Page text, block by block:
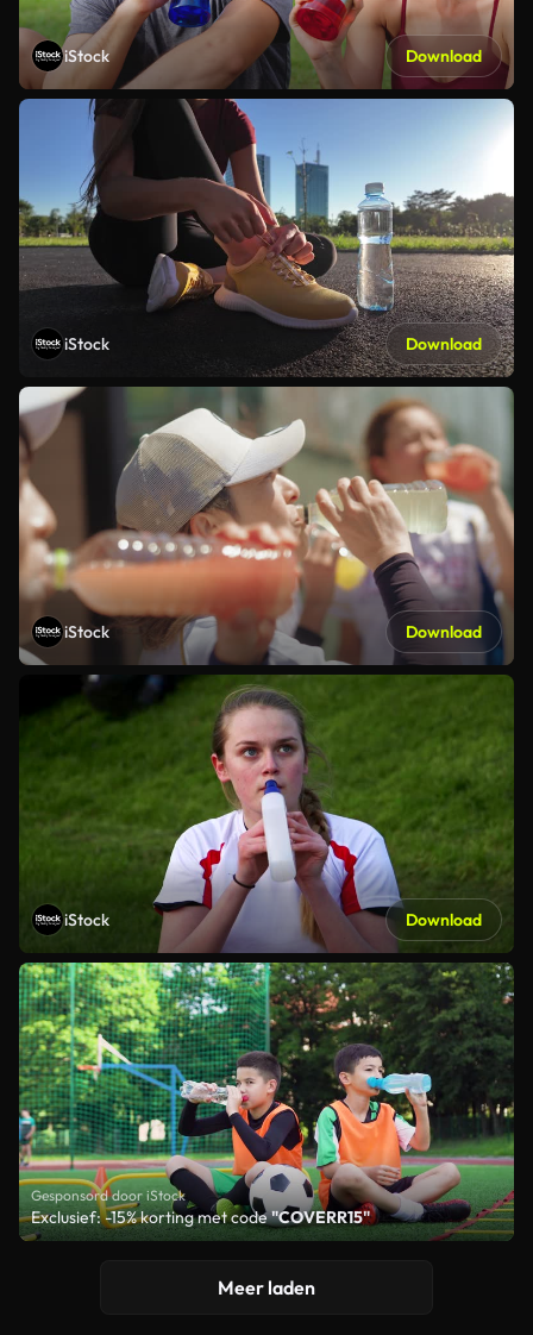
iStock Download
iStock Download
iStock Download
iStock Download
Gesponsord door iStock
Exclusief: -15% korting met code"COVERR15"
Meer laden